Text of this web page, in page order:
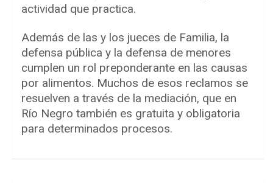
actividad que practica.
Además de las y los jueces de Familia, la
defensa pública y la defensa de menores
cumplen un rol preponderante en las causas
por alimentos. Muchos de esos reclamos se
resuelven a través de la mediación, que en
Río Negro también es gratuita y obligatoria
para determinados procesos.